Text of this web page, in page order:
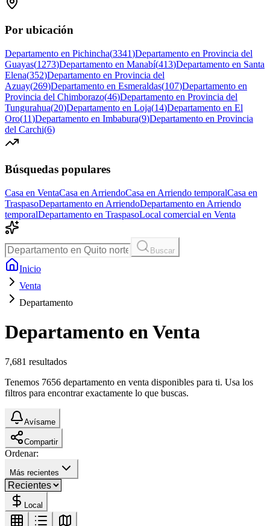
Por ubicación
Departamento en Pichincha(3341)Departamento en Provincia del
Guayas(1273)Departamento en Manabí(413)Departamento en Santa
Elena(352)Departamento en Provincia del
Azuay(269)Departamento en Esmeraldas(107)Departamento en
Provincia del Chimborazo(46)Departamento en Provincia del
Tungurahua(20)Departamento en Loja(14)Departamento en El
Oro(11)Departamento en Imbabura(9)Departamento en Provincia
del Carchi(6)
Búsquedas populares
Casa en VentaCasa en ArriendoCasa en Arriendo temporalCasa en
TraspasoDepartamento en ArriendoDepartamento en Arriendo
temporalDepartamento en TraspasoLocal comercial en Venta
Buscar
Inicio
Venta
Departamento
Departamento en Venta
7,681 resultados
Tenemos 7656 departamento en venta disponibles para ti. Usa los
filtros para encontrar exactamente lo que buscas.
Avísame
Compartir
Ordenar:
Más recientes
Local